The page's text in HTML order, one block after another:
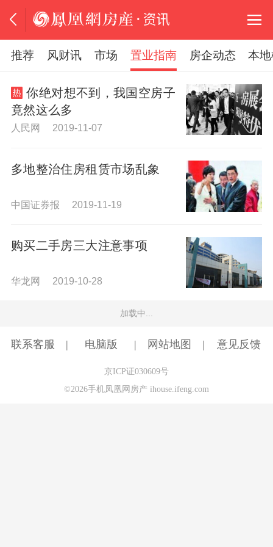
推荐 风财讯 市场 置业指南 房企动态 本
你绝对想不到，我国空房子
竟然这么多
人民网 2019-11-07
多地整治住房租赁市场乱象
中国证券报 2019-11-19
购买二手房三大注意事项
华龙网 2019-10-28
加载中...
联系客服 电脑版 网站地图 意见反馈
京ICP证030609号
©2026手机凤凰网房产 ihouse.ifeng.com